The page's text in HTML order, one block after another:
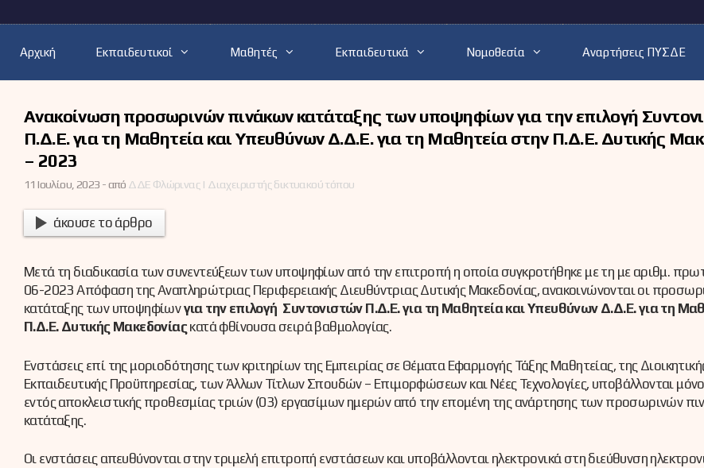
Αρχική Εκπαιδευτικοί Μαθητές Εκπαιδευτικά Νομοθεσία Αναρτήσεις ΠΥΣΔΕ
Ανακοίνωση προσωρινών πινάκων κατάταξης των υποψηφίων για την επιλογή
Π.Δ.Ε. για τη Μαθητεία και Υπευθύνων Δ.Δ.Ε. για τη Μαθητεία στην Π.Δ.Ε. Δυτικής
– 2023
11 Ιουλίου, 2023 -από ΔΔΕ Φλώρινας | Διαχειριστής δικτυακού τόπου
άκουσε το άρθρο
Μετά τη διαδικασία των συνεντεύξεων των υποψηφίων από την επιτροπή η οποία συγκροτήθηκε με τη με αριθμ.
06-2023 Απόφαση της Αναπληρώτριας Περιφερειακής Διευθύντριας Δυτικής Μακεδονίας, ανακοινώνονται οι
κατάταξης των υποψηφίωνγια την επιλογή Συντονιστών Π.Δ.Ε. για τη Μαθητεία και Υπευθύνων Δ.Δ.Ε. για τη
Π.Δ.Ε. Δυτικής Μακεδονίας κατά φθίνουσα σειρά βαθμολογίας.
Ενστάσεις επί της μοριοδότησης των κριτηρίων της Εμπειρίας σε Θέματα Εφαρμογής Τάξης Μαθητείας, της
Εκπαιδευτικής Προϋπηρεσίας, των Άλλων Τίτλων Σπουδών – Επιμορφώσεων και Νέες Τεχνολογίες, υποβάλλονται
εντός αποκλειστικής προθεσμίας τριών (03) εργασίμων ημερών από την επομένη της ανάρτησης των προσωρινών
κατάταξης.
Οι ενστάσεις απευθύνονται στην τριμελή επιτροπή ενστάσεων και υποβάλλονται ηλεκτρονικά στη διεύθυνση